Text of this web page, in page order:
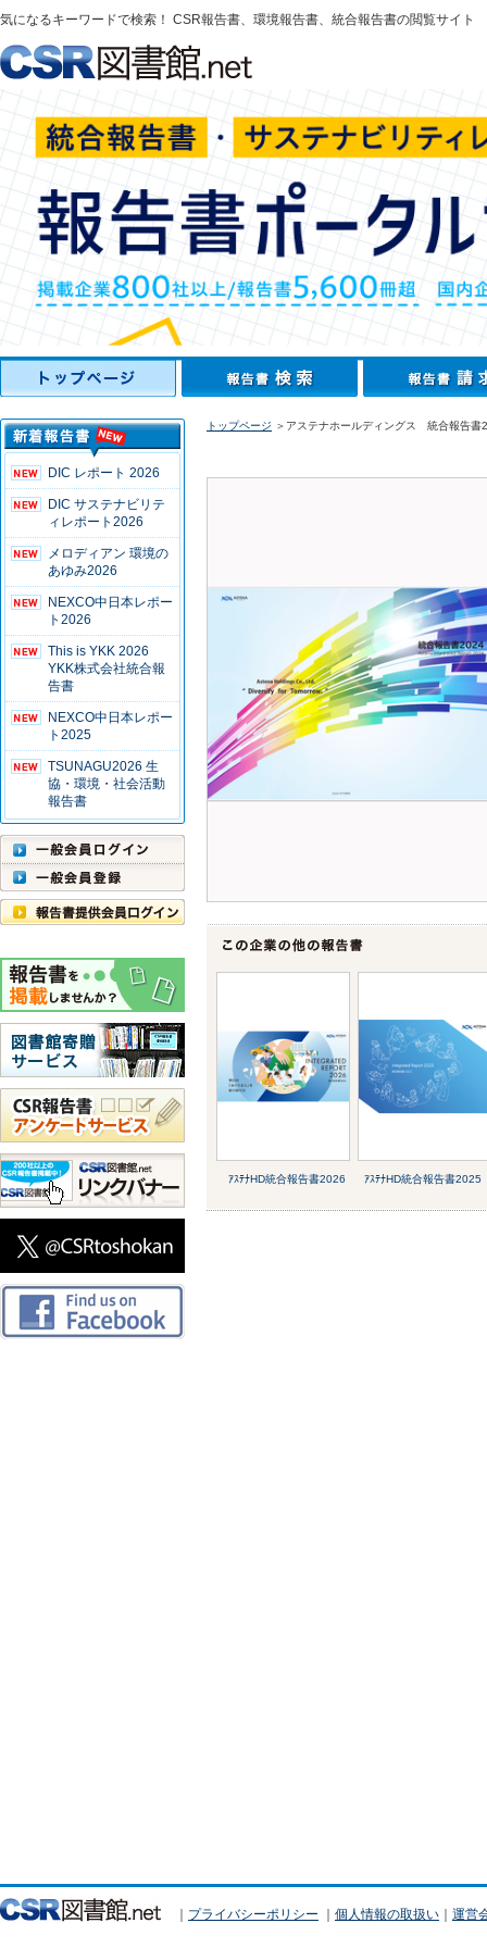
気になるキーワードで検索！ CSR報告書、環境報告書、統合報告書の閲覧サイト
DIC レポート 2026
DIC サステナビリテ
ィレポート2026
メロディアン 環境の
あゆみ2026
NEXCO中日本レポー
ト2026
This is YKK 2026
YKK株式会社統合報
告書
NEXCO中日本レポー
ト2025
TSUNAGU2026 生
協・環境・社会活動
報告書
トップページ ＞アステナホールディングス 統合報告書
ｱｽﾃﾅHD統合報告書2026 ｱｽﾃﾅHD統合報告書2025
｜ プライバシーポリシー ｜ 個人情報の取扱い ｜ 運営